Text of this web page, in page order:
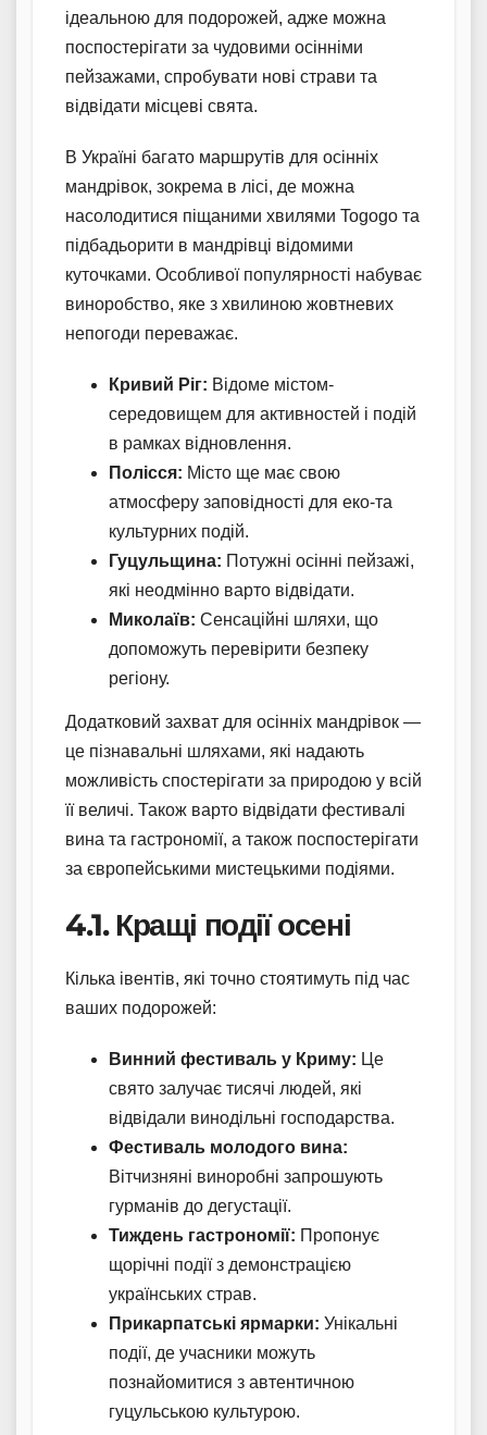
ідеальною для подорожей, адже можна
поспостерігати за чудовими осінніми
пейзажами, спробувати нові страви та
відвідати місцеві свята.
В Україні багато маршрутів для осінніх
мандрівок, зокрема в лісі, де можна
насолодитися піщаними хвилями Togogo та
підбадьорити в мандрівці відомими
куточками. Особливої популярності набуває
виноробство, яке з хвилиною жовтневих
непогоди переважає.
Кривий Ріг: Відоме містом-
середовищем для активностей і подій
в рамках відновлення.
Полісся: Місто ще має свою
атмосферу заповідності для еко-та
культурних подій.
Гуцульщина: Потужні осінні пейзажі,
які неодмінно варто відвідати.
Миколаїв: Сенсаційні шляхи, що
допоможуть перевірити безпеку
регіону.
Додатковий захват для осінніх мандрівок —
це пізнавальні шляхами, які надають
можливість спостерігати за природою у всій
її величі. Також варто відвідати фестивалі
вина та гастрономії, а також поспостерігати
за європейськими мистецькими подіями.
4.1. Кращі події осені
Кілька івентів, які точно стоятимуть під час
ваших подорожей:
Винний фестиваль у Криму: Це
свято залучає тисячі людей, які
відвідали винодільні господарства.
Фестиваль молодого вина:
Вітчизняні виноробні запрошують
гурманів до дегустації.
Тиждень гастрономії: Пропонує
щорічні події з демонстрацією
українських страв.
Прикарпатські ярмарки: Унікальні
події, де учасники можуть
познайомитися з автентичною
гуцульською культурою.